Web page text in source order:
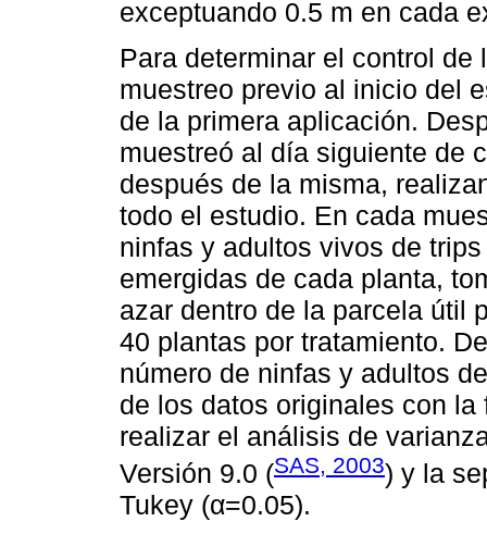
exceptuando 0.5 m en cada
Para determinar el control
muestreo previo al inicio del
de la primera aplicación.
muestreó al día siguiente de
después de la misma,
todo el estudio. En cada
ninfas y adultos vivos de
emergidas de cada planta,
azar dentro de la parcela útil
40 plantas por tratamiento.
número de ninfas y adultos
de los datos originales con
realizar el análisis de
Versión 9.0 (SAS, 2003) y la
Tukey (α=0.05).